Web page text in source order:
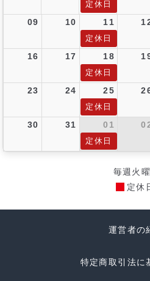
定休日
09 10 11
定休日
16 17 18
定休日
23 24 25
定休日
30 31 01
定休日
毎週火
定休
運営者の
特定商取引法に